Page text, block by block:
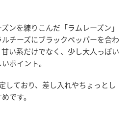
ンを練りこんだ「ラムレーズン」
チーズにブラックペッパーを合わ
い系だけでなく、少し大人っぽい
ポイント。
しており、差し入れやちょっとし
です。